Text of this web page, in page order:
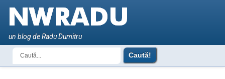
un blog de Radu Dumitru